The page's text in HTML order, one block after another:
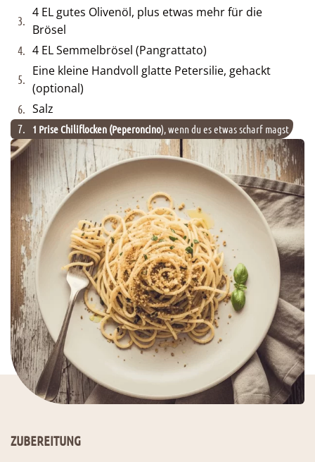
3.
4 EL gutes Olivenöl, plus etwas mehr für die
Brösel
4. 4 EL Semmelbrösel (Pangrattato)
5.
Eine kleine Handvoll glatte Petersilie, gehackt
(optional)
6. Salz
7. 1 Prise Chiliflocken (Peperoncino), wenn du es etwas scharf magst
ZUBEREITUNG